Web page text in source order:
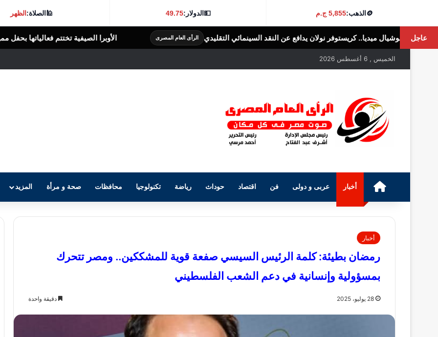
🪙الذهب:5,855 ج.م 💵الدولار:49.75
🕌الصلاة:الظهر
عاجلنولان يدافع عن النقد السينمائي التقليدي الرأى العام المصرى الأوبرا الصيفية تختتم فعالياتها بحفل مميز لطارق طرقان وأبنائه
الخميس , 6 أغسطس 2026
الرئيسيةأخبار عربى و دولى فن اقتصاد حوداث رياضة تكنولوجيا محافظات صحة و مرأة المزيد
أخبار
رمضان بطيئة: كلمة الرئيس السيسي صفعة قوية للمشككين.. ومصر تتحرك
بمسؤولية وإنسانية في دعم الشعب الفلسطيني
28 يوليو، 2025 دقيقة واحدة